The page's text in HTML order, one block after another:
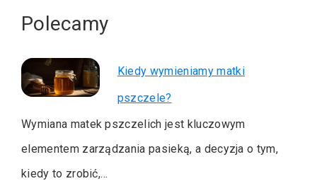
Polecamy
Kiedy wymieniamy matki
pszczele?
Wymiana matek pszczelich jest kluczowym
elementem zarządzania pasieką, a decyzja o tym,
kiedy to zrobić,…